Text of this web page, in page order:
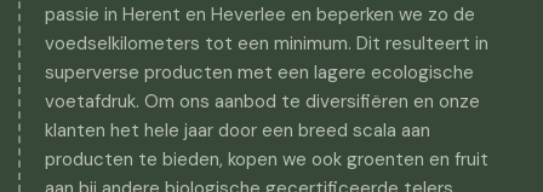
passie in Herent en Heverlee en beperken we zo de
voedselkilometers tot een minimum. Dit resulteert in
superverse producten met een lagere ecologische
voetafdruk. Om ons aanbod te diversifiëren en onze
klanten het hele jaar door een breed scala aan
producten te bieden, kopen we ook groenten en fruit